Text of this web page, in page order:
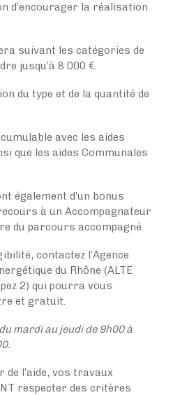
d’encourager la réalisation
suivant les catégories de
jusqu’à 8 000 €.
du type et de la quantité de
avec les aides
que les aides Communales
également d’un bonus
à un Accompagnateur
du parcours accompagné.
contactez l’Agence
du Rhône (ALTE
2) qui pourra vous
et gratuit.
mardi au jeudi de 9h00 à
l’aide, vos travaux
respecter des critères